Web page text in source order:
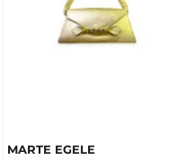
MARTE EGELE